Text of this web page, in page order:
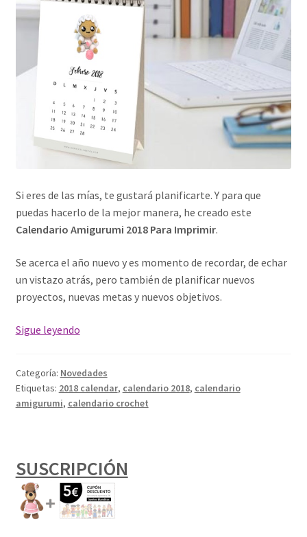
Si eres de las mías, te gustará planificarte. Y para que
puedas hacerlo de la mejor manera, he creado este
Calendario Amigurumi 2018 Para Imprimir.
Se acerca el año nuevo y es momento de recordar, de echar
un vistazo atrás, pero también de planificar nuevos
proyectos, nuevas metas y nuevos objetivos.
Sigue leyendoCalendario
Para
Imprimir
Categoría: Novedades
Etiquetas: 2018 calendar, calendario 2018, calendario
amigurumi, calendario crochet
SUSCRIPCIÓN